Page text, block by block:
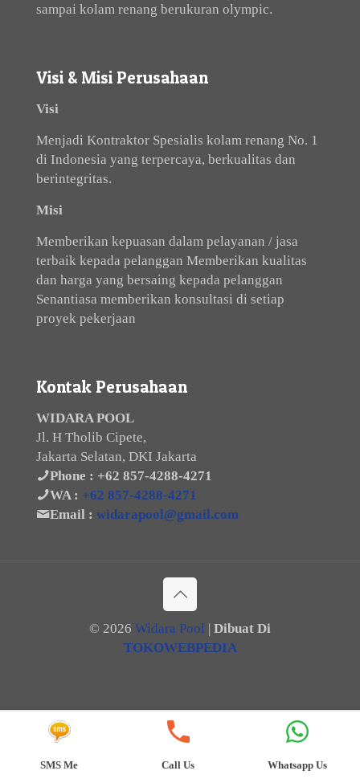
sampai kolam renang berukuran olympic.
Visi & Misi Perusahaan
Visi
Menjadi Kontraktor Spesialis kolam renang No. 1
di Indonesia yang terpercaya, berkualitas dan
berintegritas.
Misi
Memberikan kepuasan dalam pelayanan / jasa
terbaik kepada pelanggan Memberikan kualitas
dan harga yang bersaing kepada pelanggan
Senantiasa memberikan konsultasi di setiap
proyek pekerjaan
Kontak Perusahaan
WIDARA POOL
Jl. H Tholib Cipete,
Jakarta Selatan, DKI Jakarta
Phone : +62 857-4288-4271
WA : +62 857-4288-4271
Email : widarapool@gmail.com
© 2026 Widara Pool | Dibuat Di
TOKOWEBPEDIA
SMS Me Call Us Whatsapp Us